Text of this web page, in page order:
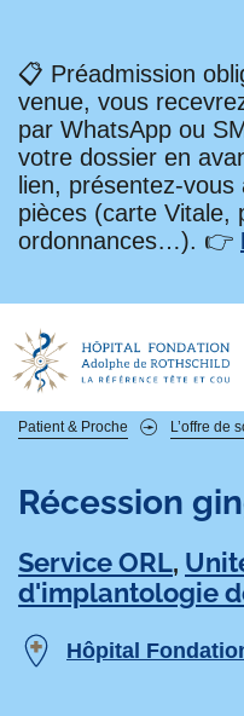
📋 Préadmission
venue, vous
par WhatsApp ou
votre dossier en
lien, présentez-
pièces (carte Vitale,
ordonnances…). 👉
Fil
d'Ariane
Patient & Proche L’offre de
Récession
Service ORL,
d'implantologie
Hôpital